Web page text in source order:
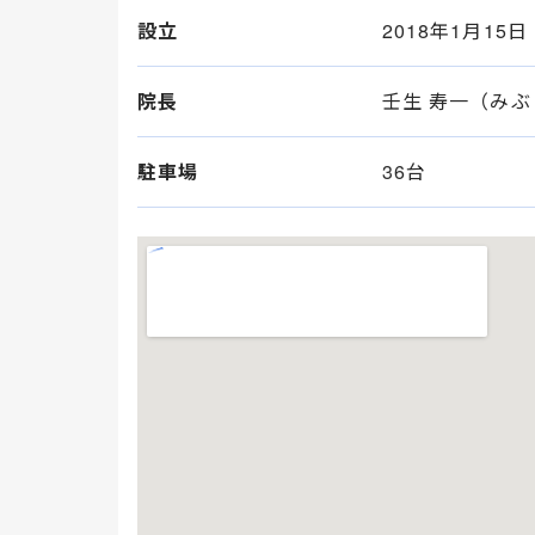
設立 2018年1月15日
院長 壬生 寿一（みぶ
駐車場 36台